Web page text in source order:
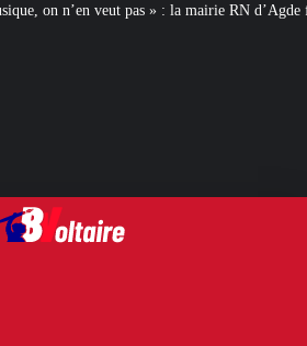
d’Agde face à la meute « antiraciste » La